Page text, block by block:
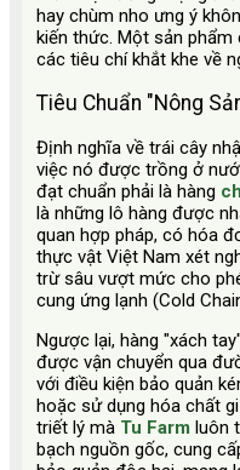
hay chùm nho ưng ý
kiến thức. Một sản
các tiêu chí khắt khe về
Tiêu Chuẩn "Nông
Định nghĩa về trái cây
việc nó được trồng ở
đạt chuẩn phải là hàng
là những lô hàng được
quan hợp pháp, có hóa
thực vật Việt Nam xét
trừ sâu vượt mức cho
cung ứng lạnh (Cold
Ngược lại, hàng "xách
được vận chuyển qua
với điều kiện bảo quản
hoặc sử dụng hóa chất
triết lý mà Tu Farm luôn
bạch nguồn gốc, cung